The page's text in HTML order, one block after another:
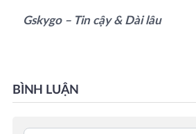
Gskygo – Tin cậy & Dài lâu
BÌNH LUẬN